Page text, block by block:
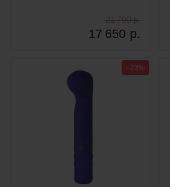
17 650 р.
21 790 р.
−23%